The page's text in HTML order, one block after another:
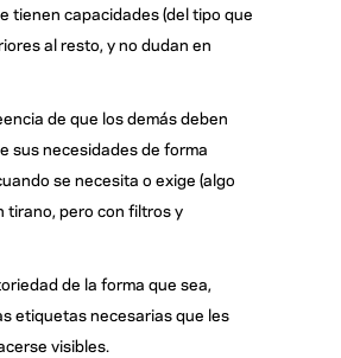
tienen capacidades (del tipo que
al resto, y no dudan en
de que los demás deben
sus necesidades de forma
se necesita o exige (algo
tirano, pero con filtros y
de la forma que sea,
etiquetas necesarias que les
visibles.